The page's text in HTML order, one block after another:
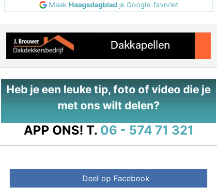
Maak Haagsdagbladje Google-favoriet
Heb je een leuke tip, foto of video die je
met ons wilt delen?
APP ONS! T. 06 - 574 71 321
Deel op Facebook